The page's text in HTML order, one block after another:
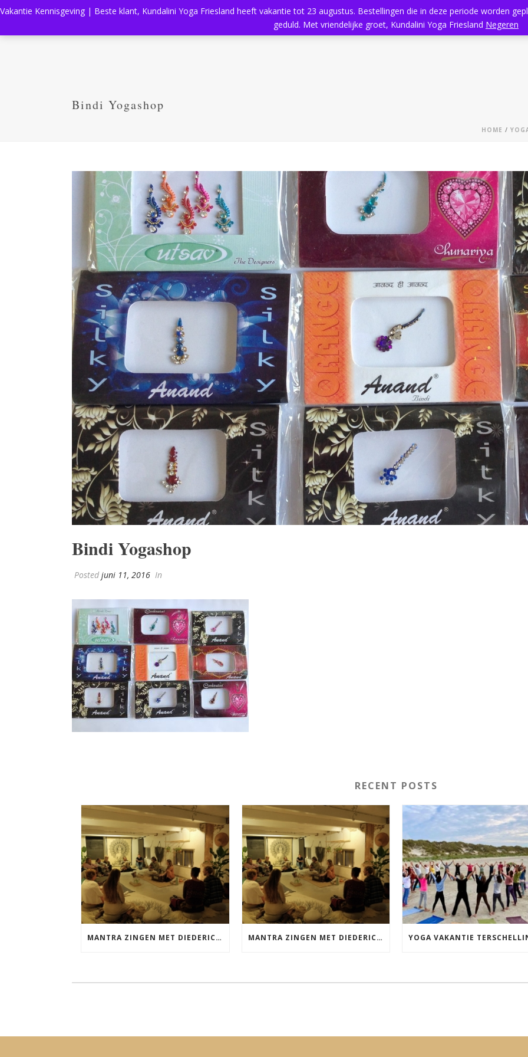
Aanbod Kundalini Yoga Massage Rooster
Bindi Yogashop
HOME /
Bindi Yogashop
Posted juni 11, 2016 In
RECENT POSTS
MANTRA ZINGEN MET DIEDERICK VRIJDAG 25 SEPTEMBER EN 20 NOVEMBER MANTRA ZINGEN MET DIEDERICK IN LEEUWARDEN VRIJDAG 12 JUNI KIRTAN
Vakantie Kennisgeving | Beste klant, Kundalini Yoga Friesland heeft vakantie tot 23 augustus. Bestellingen die in deze periode worden
geduld. Met vriendelijke groet, Kundalini Yoga Friesland Negeren